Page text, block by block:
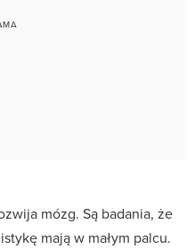
mózg. Są badania, że
mają w małym palcu.